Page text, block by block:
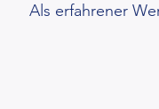
Als erfahrener